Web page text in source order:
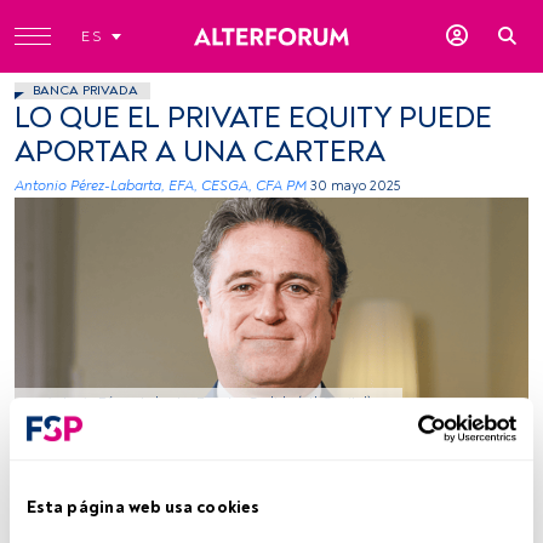
Esta página web usa cookies
ES
BANCA PRIVADA
LO QUE EL PRIVATE EQUITY PUEDE
APORTAR A UNA CARTERA
Antonio Pérez-Labarta, EFA, CESGA, CFA PM 30 mayo 2025
Antonio Pérez-Labarta. Fuente: Cedida (atl Capital)
Tiempo lectura: 4 min.